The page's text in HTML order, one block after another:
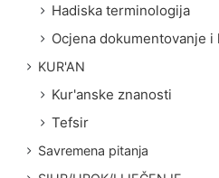
Hadiska terminologija
Ocjena dokumentovanje i
KUR'AN
Kur'anske znanosti
Tefsir
Savremena pitanja